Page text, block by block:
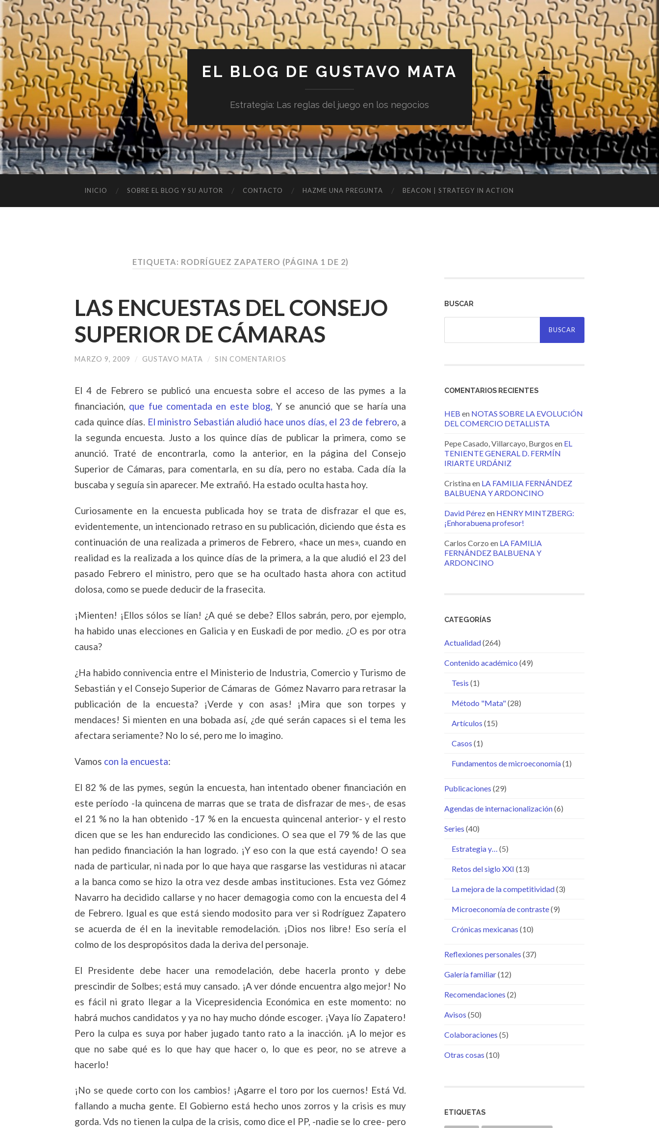
EL BLOG DE GUSTAVO MATA
Estrategia: Las reglas del juego en los negocios
INICIO SOBRE EL BLOG Y SU AUTOR CONTACTO HAZME UNA PREGUNTA BEACON | STRATEGY IN ACTION
ETIQUETA: RODRÍGUEZ ZAPATERO (PÁGINA 1 DE 2)
LAS ENCUESTAS DEL CONSEJO
SUPERIOR DE CÁMARAS
MARZO 9, 2009 / GUSTAVO MATA / SIN COMENTARIOS
El 4 de Febrero se publicó una encuesta sobre el acceso de las pymes a la
financiación, que fue comentada en este blog, Y se anunció que se haría una
cada quince días. El ministro Sebastián aludió hace unos días, el 23 de febrero, a
la segunda encuesta. Justo a los quince días de publicar la primera, como se
anunció. Traté de encontrarla, como la anterior, en la página del Consejo
Superior de Cámaras, para comentarla, en su día, pero no estaba. Cada día la
buscaba y seguía sin aparecer. Me extrañó. Ha estado oculta hasta hoy.
Curiosamente en la encuesta publicada hoy se trata de disfrazar el que es,
evidentemente, un intencionado retraso en su publicación, diciendo que ésta es
continuación de una realizada a primeros de Febrero, «hace un mes», cuando en
realidad es la realizada a los quince días de la primera, a la que aludió el 23 del
pasado Febrero el ministro, pero que se ha ocultado hasta ahora con actitud
dolosa, como se puede deducir de la frasecita.
¡Mienten! ¡Ellos sólos se lían! ¿A qué se debe? Ellos sabrán, pero, por ejemplo,
ha habido unas elecciones en Galicia y en Euskadi de por medio. ¿O es por otra
causa?
¿Ha habido connivencia entre el Ministerio de Industria, Comercio y Turismo de
Sebastián y el Consejo Superior de Cámaras de Gómez Navarro para retrasar la
publicación de la encuesta? ¡Verde y con asas! ¡Mira que son torpes y
mendaces! Si mienten en una bobada así, ¿de qué serán capaces si el tema les
afectara seriamente? No lo sé, pero me lo imagino.
Vamos con la encuesta:
El 82 % de las pymes, según la encuesta, han intentado obener financiación en
este período -la quincena de marras que se trata de disfrazar de mes-, de esas
el 21 % no la han obtenido -17 % en la encuesta quincenal anterior- y el resto
dicen que se les han endurecido las condiciones. O sea que el 79 % de las que
han pedido financiación la han logrado. ¡Y eso con la que está cayendo! O sea
nada de particular, ni nada por lo que haya que rasgarse las vestiduras ni atacar
a la banca como se hizo la otra vez desde ambas instituciones. Esta vez Gómez
Navarro ha decidido callarse y no hacer demagogia como con la encuesta del 4
de Febrero. Igual es que está siendo modosito para ver si Rodríguez Zapatero
se acuerda de él en la inevitable remodelación. ¡Dios nos libre! Eso sería el
colmo de los despropósitos dada la deriva del personaje.
El Presidente debe hacer una remodelación, debe hacerla pronto y debe
prescindir de Solbes; está muy cansado. ¡A ver dónde encuentra algo mejor! No
es fácil ni grato llegar a la Vicepresidencia Económica en este momento: no
habrá muchos candidatos y ya no hay mucho dónde escoger. ¡Vaya lío Zapatero!
Pero la culpa es suya por haber jugado tanto rato a la inacción. ¡A lo mejor es
que no sabe qué es lo que hay que hacer o, lo que es peor, no se atreve a
hacerlo!
¡No se quede corto con los cambios! ¡Agarre el toro por los cuernos! Está Vd.
fallando a mucha gente. El Gobierno está hecho unos zorros y la crisis es muy
gorda. Vds no tienen la culpa de la crisis, como dice el PP, -nadie se lo cree- pero
BUSCAR
Buscar:
COMENTARIOS RECIENTES
HEB en NOTAS SOBRE LA EVOLUCIÓN
DEL COMERCIO DETALLISTA
Pepe Casado, Villarcayo, Burgos en EL
TENIENTE GENERAL D. FERMÍN
IRIARTE URDÁNIZ
Cristinaen LA FAMILIA FERNÁNDEZ
BALBUENA Y ARDONCINO
David Pérezen HENRY MINTZBERG:
¡Enhorabuena profesor!
Carlos Corzo en LA FAMILIA
FERNÁNDEZ BALBUENA Y
ARDONCINO
CATEGORÍAS
Actualidad(264)
Contenido académico (49)
Tesis (1)
Método "Mata"(28)
Artículos (15)
Casos (1)
Fundamentos de microeconomía(1)
Publicaciones (29)
Agendas de internacionalización(6)
Series (40)
Estrategia y… (5)
Retos del siglo XXI (13)
La mejora de la competitividad(3)
Microeconomía de contraste(9)
Crónicas mexicanas (10)
Reflexiones personales (37)
Galería familiar(12)
Recomendaciones (2)
Avisos (50)
Colaboraciones (5)
Otras cosas (10)
ETIQUETAS